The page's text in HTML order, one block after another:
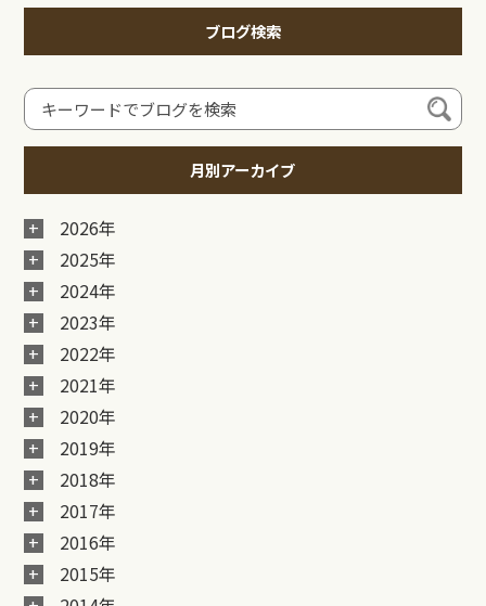
ブログ検索
月別アーカイブ
2026年
2025年
2024年
2023年
2022年
2021年
2020年
2019年
2018年
2017年
2016年
2015年